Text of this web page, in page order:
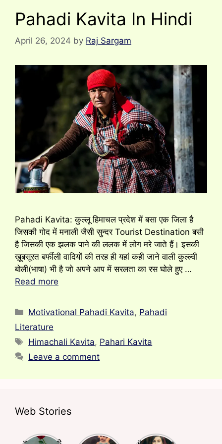
Pahadi Kavita In Hindi
April 26, 2024 by Raj Sargam
Pahadi Kavita: कुल्लू हिमाचल प्रदेश में बसा एक जिला है
जिसकी गोद में मनाली जैसी सुन्दर Tourist Destination बसी
है जिसकी एक झलक पाने की ललक में लोग मरे जाते हैं। इसकी
ख़ूबसूरत बर्फीली वादियों की तरह ही यहां कही जाने वाली कुल्ल्वी
बोली(भाषा) भी है जो अपने आप में सरलता का रस घोले हुए …
Read more
Categories
Motivational Pahadi Kavita, Pahadi
Literature
Tags
Himachali Kavita, Pahari Kavita
Leave a comment
Web Stories